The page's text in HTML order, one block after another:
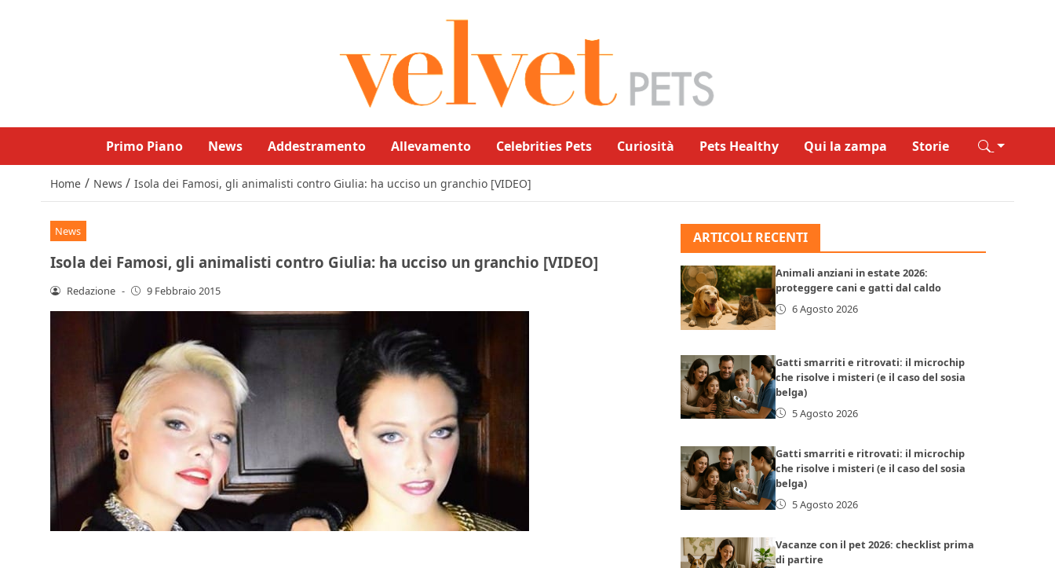
Primo Piano News Addestramento Allevamento Celebrities Pets Curiosità Pets Healthy Qui la zampa Storie
Home / News / Isola dei Famosi, gli animalisti contro Giulia: ha ucciso un granchio [VIDEO]
News
Isola dei Famosi, gli animalisti contro Giulia: ha ucciso un granchio [VIDEO]
Redazione - 9 Febbraio 2015
ARTICOLI RECENTI
Animali anziani in estate 2026:
proteggere cani e gatti dal caldo
6 Agosto 2026
Gatti smarriti e ritrovati: il microchip
che risolve i misteri (e il caso del sosia
belga)
5 Agosto 2026
Gatti smarriti e ritrovati: il microchip
che risolve i misteri (e il caso del sosia
belga)
5 Agosto 2026
Vacanze con il pet 2026: checklist prima
di partire